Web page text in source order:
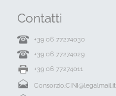
Contatti
+39 06 77274030
+39 06 77274029
+39 06 77274011
Consorzio.CINI@legalmail.it